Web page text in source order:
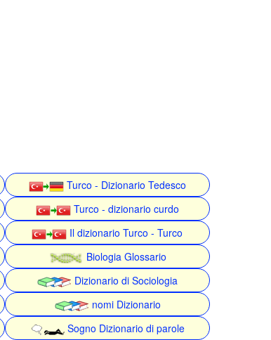
Turco - Dizionario Tedesco
Turco - dizionario curdo
Il dizionario Turco - Turco
Biologia Glossario
Dizionario di Sociologia
nomi Dizionario
Sogno Dizionario di parole